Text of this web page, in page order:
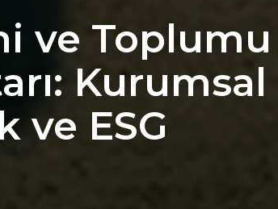
ve Toplumu
Kurumsal
ve ESG